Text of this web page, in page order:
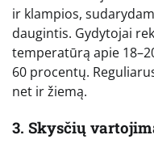
ir klampios,
daugintis. Gydytojai
temperatūrą apie
60 procentų.
net ir žiemą.
3. Skysčių